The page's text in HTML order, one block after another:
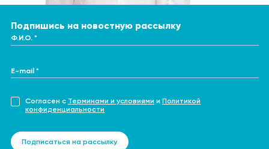
Подпишись на новостную рассылку
Ф.И.О. *
E-mail *
Согласен с Терминами и условиями и Политикой
конфиденциальности
Подписаться на рассылку